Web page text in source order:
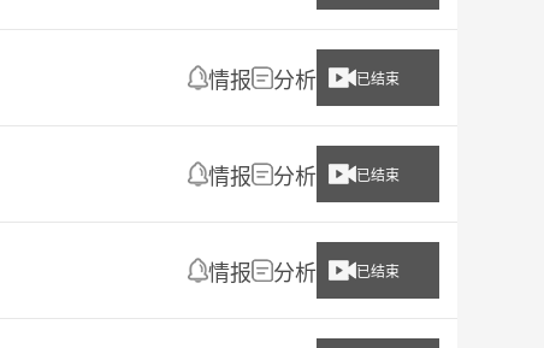
情报 分析 已结束
情报 分析 已结束
情报 分析 已结束